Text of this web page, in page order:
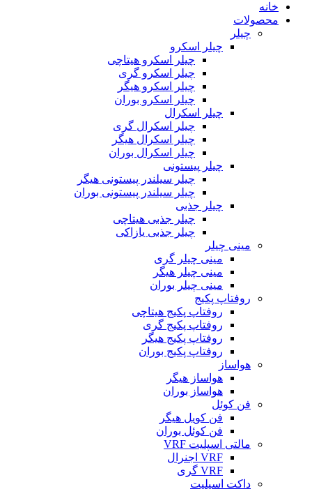
خانه
محصولات
چیلر
چیلر اسکرو
چیلر اسکرو هیتاچی
چیلر اسکرو گری
چیلر اسکرو هیگر
چیلر اسکرو بوران
چیلر اسکرال
چیلر اسکرال گری
چیلر اسکرال هیگر
چیلر اسکرال بوران
چیلر پیستونی
چیلر سیلندر پیستونی هیگر
چیلر سیلندر پیستونی بوران
چیلر جذبی
چیلر جذبی هیتاچی
چیلر جذبی یازاکی
مینی چیلر
مینی چیلر گری
مینی چیلر هیگر
مینی چیلر بوران
روفتاپ پکیج
روفتاپ پکیج هیتاچی
روفتاپ پکیج گری
روفتاپ پکیج هیگر
روفتاپ پکیج بوران
هواساز
هواساز هیگر
هواساز بوران
فن کوئل
فن کویل هیگر
فن کوئل بوران
مالتی اسپلیت VRF
VRF اجنرال
VRF گری
داکت اسپلیت